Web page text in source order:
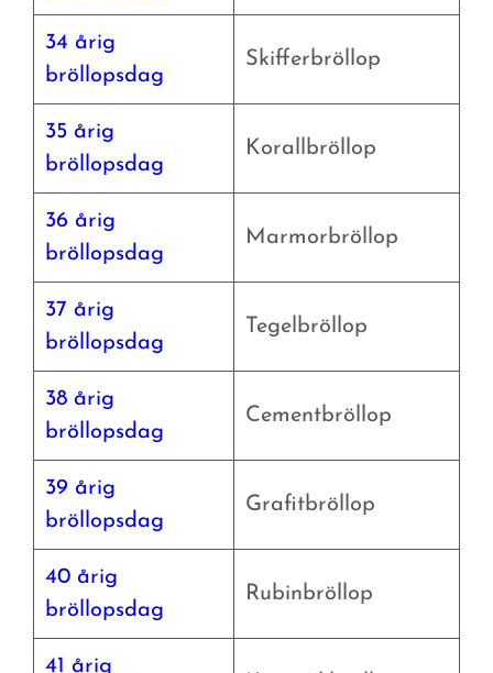
34 årig
bröllopsdag
Skifferbröllop
35 årig
bröllopsdag
Korallbröllop
36 årig
bröllopsdag
Marmorbröllop
37 årig
bröllopsdag
Tegelbröllop
38 årig
bröllopsdag
Cementbröllop
39 årig
bröllopsdag
Grafitbröllop
40 årig
bröllopsdag
Rubinbröllop
41 årig